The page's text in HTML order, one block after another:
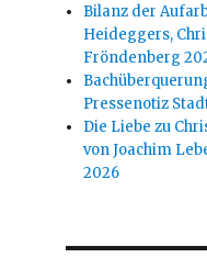
Bilanz der
Heideggers,
Fröndenberg
Pressenotiz
Die Liebe zu
von Joachim
2026